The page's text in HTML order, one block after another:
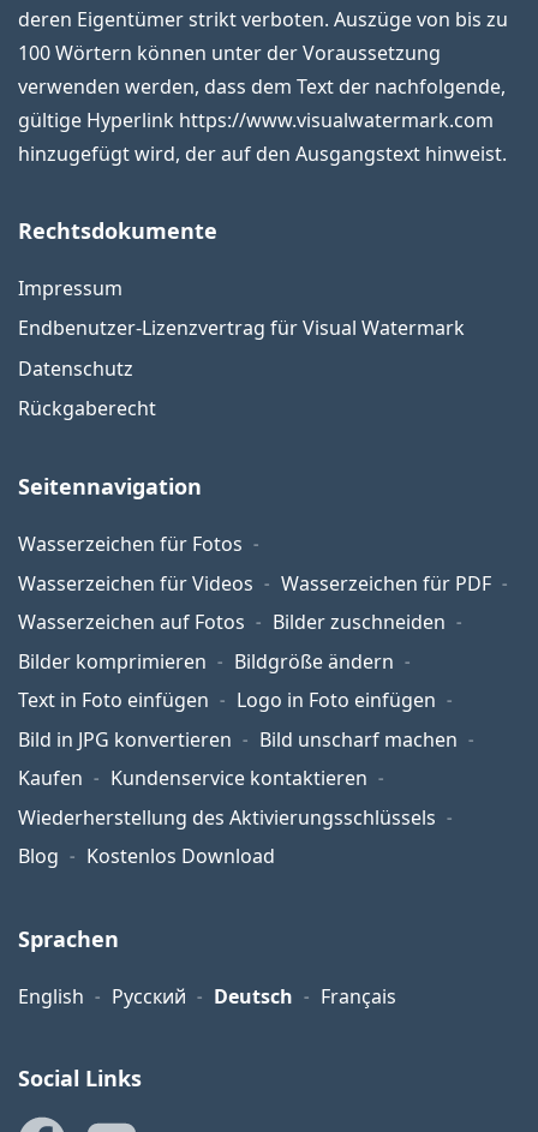
deren Eigentümer strikt verboten. Auszüge von bis zu
100 Wörtern können unter der Voraussetzung
verwenden werden, dass dem Text der nachfolgende,
gültige Hyperlink https://www.visualwatermark.com
hinzugefügt wird, der auf den Ausgangstext hinweist.
Rechtsdokumente
Impressum
Endbenutzer-Lizenzvertrag für Visual Watermark
Datenschutz
Rückgaberecht
Seitennavigation
Wasserzeichen für Fotos
Wasserzeichen für Videos
Wasserzeichen für PDF
Wasserzeichen auf Fotos
Bilder zuschneiden
Bilder komprimieren
Bildgröße ändern
Text in Foto einfügen
Logo in Foto einfügen
Bild in JPG konvertieren
Bild unscharf machen
Kaufen
Kundenservice kontaktieren
Wiederherstellung des Aktivierungsschlüssels
Blog
Kostenlos Download
Sprachen
English Русский Deutsch Français
Social Links